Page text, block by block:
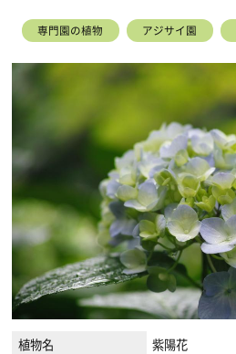
専門園の植物 アジサイ園
植物名
紫陽花